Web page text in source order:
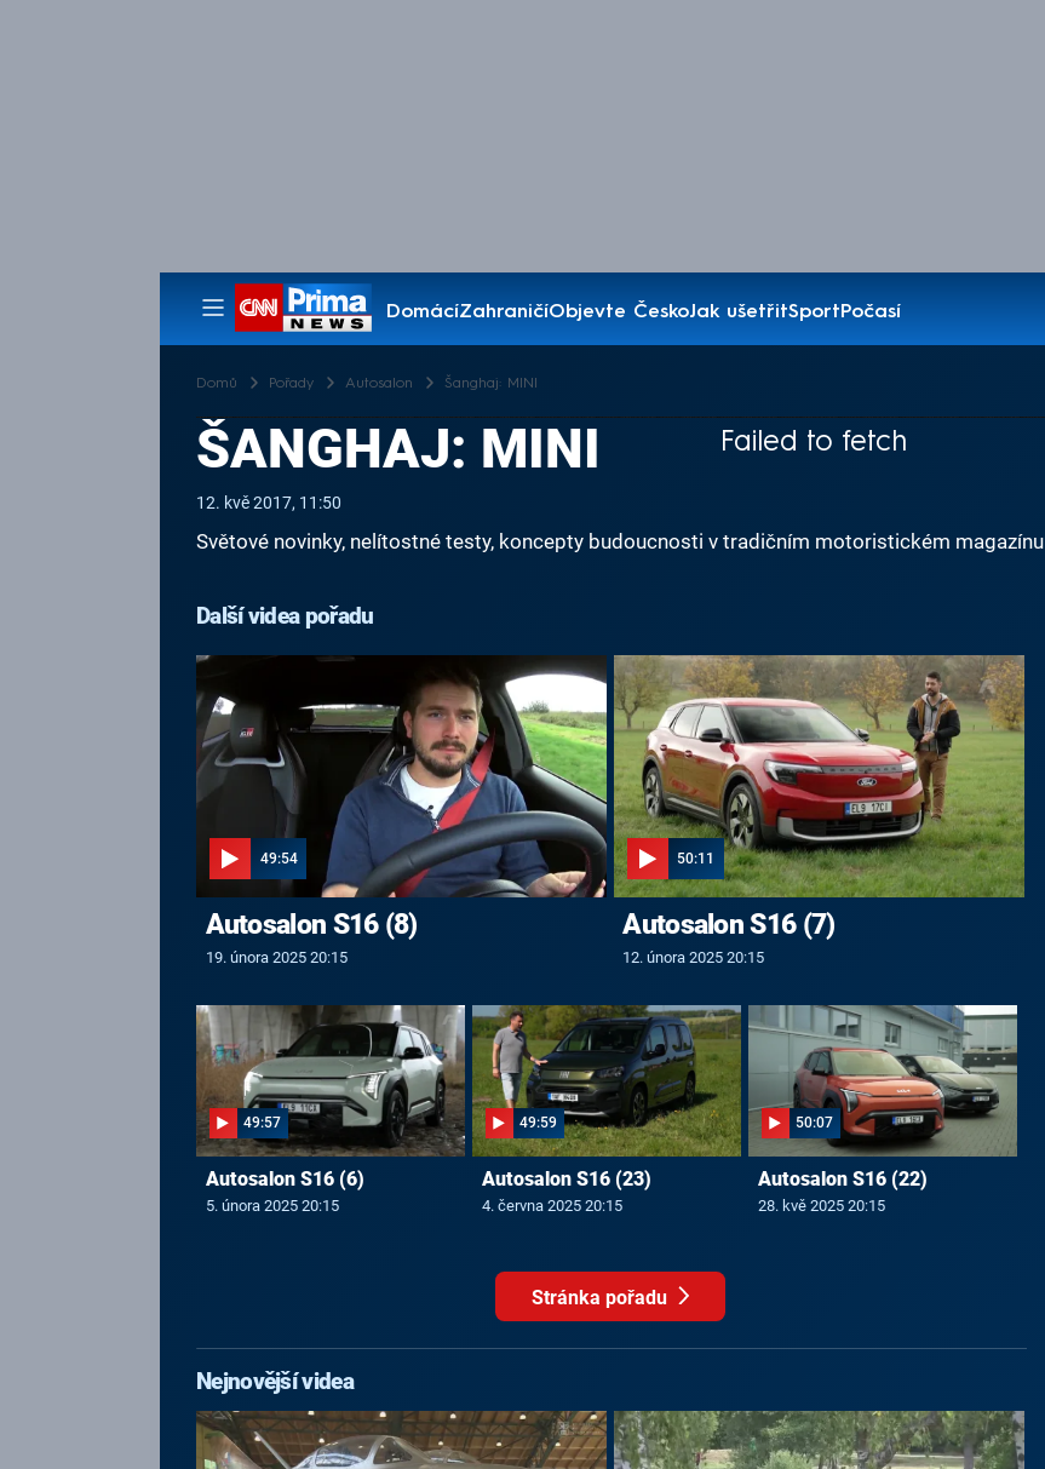
DomácíZahraničíObjevte ČeskoJak ušetřitSportPočasí
Pořady
Domů Pořady Autosalon Šanghaj: MINI
Failed to fetch
ŠANGHAJ: MINI
12. kvě 2017, 11:50
Světové novinky, nelítostné testy, koncepty budoucnosti v tradičním motoristickém magazínu
Další videa pořadu
49:54
Autosalon S16 (8)
19. února 2025 20:15
50:11
Autosalon S16 (7)
12. února 2025 20:15
49:57
Autosalon S16 (6)
5. února 2025 20:15
49:59
Autosalon S16 (23)
4. června 2025 20:15
50:07
Autosalon S16 (22)
28. kvě 2025 20:15
Stránka pořadu
Nejnovější videa